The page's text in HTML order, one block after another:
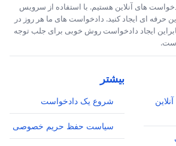
های آنلاین هستیم. با استفاده از سرویس
حرفه ای ایجاد کنید. دادخواست های ما هر روز در
ایجاد دادخواست روش خوبی برای جلب توجه
بیشتر
شروع یک دادخواست
سیاست حفظ حریم خصوصی